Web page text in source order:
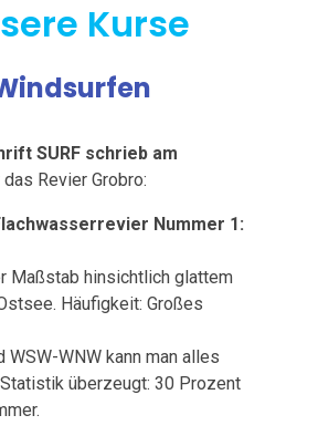
Kurse
SURF schrieb am
Revier Grobro:
Nummer 1:
Maßstab hinsichtlich glattem
Häufigkeit: Großes
WSW-WNW kann man alles
überzeugt: 30 Prozent